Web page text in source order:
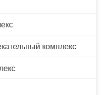
комплекс